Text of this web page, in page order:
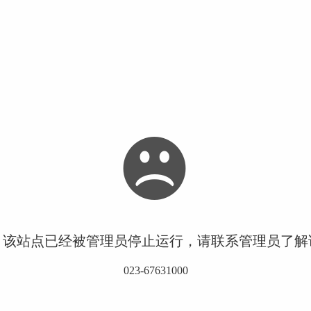
站点已经被管理员停止运行，请联系管理员了
023-67631000